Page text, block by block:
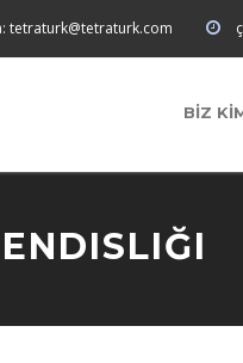
tetraturk@tetraturk.com
BİZ